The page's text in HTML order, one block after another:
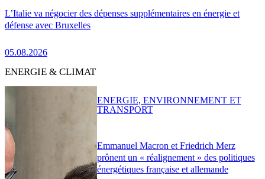
L’Italie va négocier des dépenses supplémentaires en énergie et
défense avec Bruxelles
05.08.2026
ENERGIE & CLIMAT
Emmanuel Macron et Friedrich Merz
prônent un « réalignement » des politiques
énergétiques française et allemande
ENERGIE, ENVIRONNEMENT ET
TRANSPORT